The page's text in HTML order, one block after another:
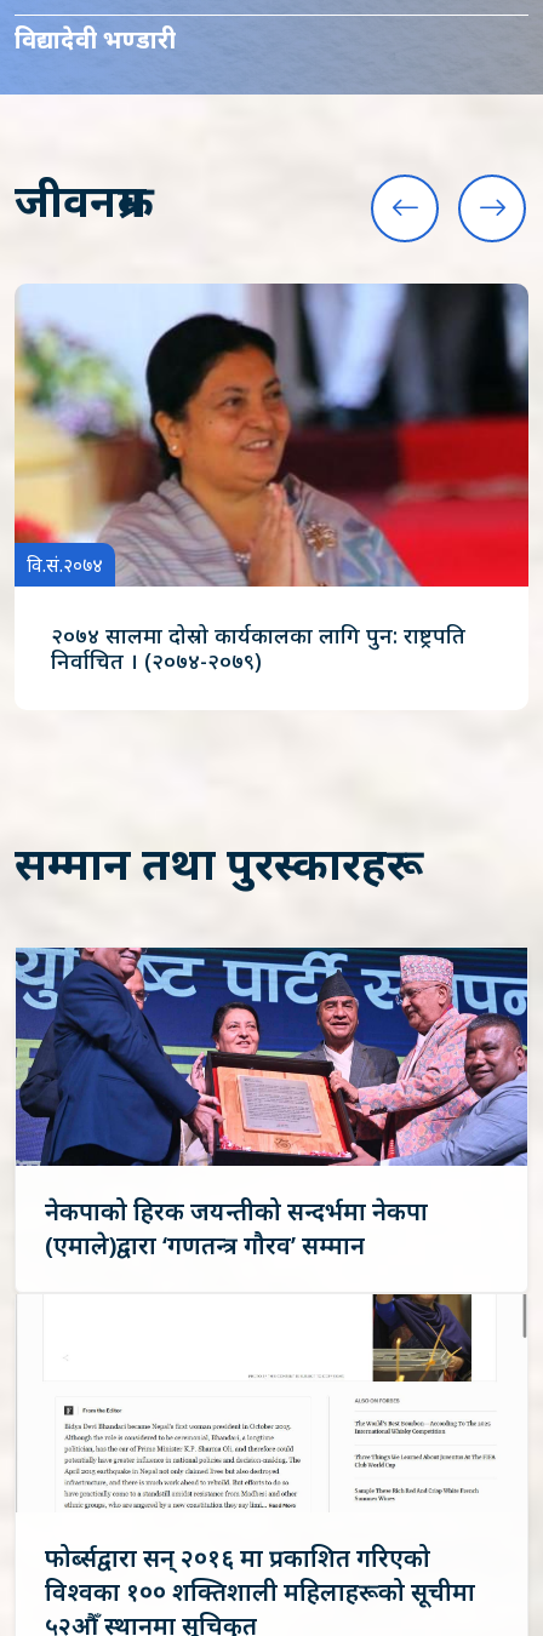
विद्यादेवी भण्डारी
जीवनक्रम
वि.सं.२०७४
२०७४ सालमा दोस्रो कार्यकालका लागि पुन: राष्ट्रपति
निर्वाचित । (२०७४-२०७९)
सम्मान तथा पुरस्कारहरू
नेकपाको हिरक जयन्तीको सन्दर्भमा नेकपा
(एमाले)द्वारा ‘गणतन्त्र गौरव’ सम्मान
फोर्ब्सद्वारा सन् २०१६ मा प्रकाशित गरिएको
विश्वका १०० शक्तिशाली महिलाहरूको सूचीमा
५२औँ स्थानमा सूचिकृत